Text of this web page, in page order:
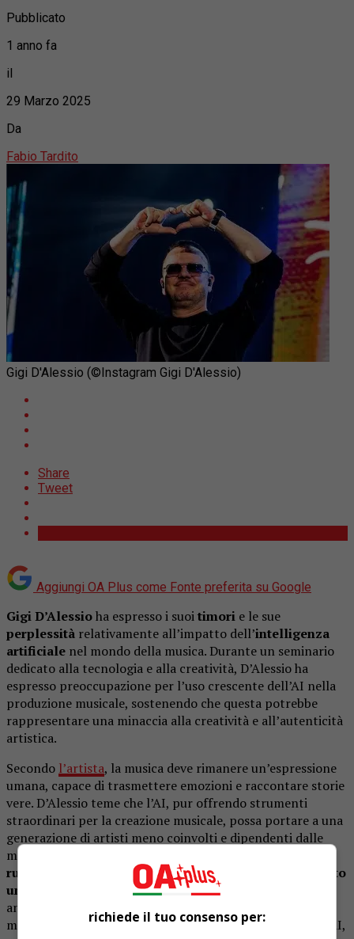
Pubblicato
1 anno fa
il
29 Marzo 2025
Da
Fabio Tardito
Gigi D'Alessio (©Instagram Gigi D'Alessio)
Share
Tweet
Aggiungi OA Plus come Fonte preferita su Google
Gigi D’Alessioha espresso i suoitimori e le sue
perplessità relativamente all’impatto dell’intelligenza
artificiale nel mondo della musica. Durante un seminario
dedicato alla tecnologia e alla creatività, D’Alessio ha
espresso preoccupazione per l’uso crescente dell’AI nella
produzione musicale, sostenendo che questa potrebbe
rappresentare una minaccia alla creatività e all’autenticità
artistica.
Secondo l’artista, la musica deve rimanere un’espressione
umana, capace di trasmettere emozioni e raccontare storie
vere. D’Alessio teme che l’AI, pur offrendo strumenti
straordinari per la creazione musicale, possa portare a una
generazione di artisti meno coinvolti e dipendenti dalle
macchine. Inoltre,
ruolo delle case discografiche nell’investire sul talento
umano
. Nonostante queste preoccupazioni, D’Alessio ha
anche riconosciuto il potenziale dell’AI nel supportare i
musicisti, purché venga utilizzata con consapevolezza. L’AI,
richiede il tuo consenso per: